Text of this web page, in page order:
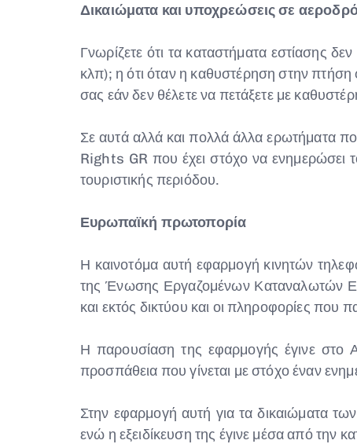
Δικαιώματα και υποχρεώσεις σε
Γνωρίζετε ότι τα καταστήματα εστίασης
κλπ); η ότι όταν η καθυστέρηση στην πτήση
σας εάν δεν θέλετε να πετάξετε με
Σε αυτά αλλά και πολλά άλλα ερωτήματα
Rights GR που έχει στόχο να ενημερώσει
τουριστικής περιόδου.
Ευρωπαϊκή πρωτοπορία
Η καινοτόμα αυτή εφαρμογή κινητών
της Ένωσης Εργαζομένων Καταναλωτών
και εκτός δικτύου και οι πληροφορίες που
Η παρουσίαση της εφαρμογής έγινε
προσπάθεια που γίνεται με στόχο έναν
Στην εφαρμογή αυτή για τα δικαιώματα
ενώ η εξειδίκευση της έγινε μέσα από την